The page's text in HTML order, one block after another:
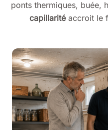
ponts thermiques, buée,
capillaritéaccroit le